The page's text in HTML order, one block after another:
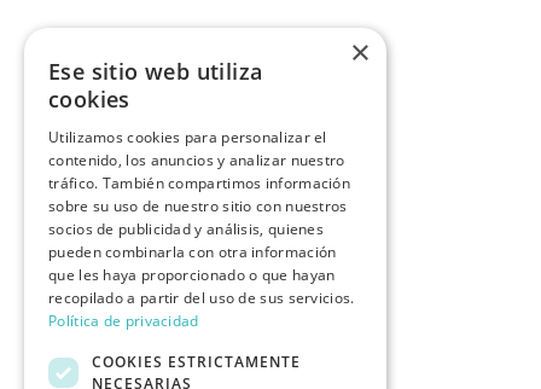
×
Ese sitio web utiliza
cookies
Utilizamos cookies para personalizar el
contenido, los anuncios y analizar nuestro
tráfico. También compartimos información
sobre su uso de nuestro sitio con nuestros
socios de publicidad y análisis, quienes
pueden combinarla con otra información
que les haya proporcionado o que hayan
recopilado a partir del uso de sus servicios.
Política de privacidad
COOKIES ESTRICTAMENTE
NECESARIAS